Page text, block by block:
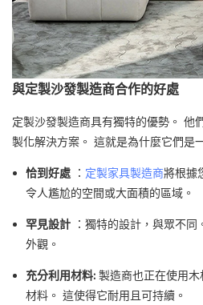
與定製沙發製造商合作的好處
定製沙發製造商具有獨特的優勢。 他
製化解決方案。 這就是為什麼它們是
恰到好處 ： 定製家具製造商將根據
令人尷尬的空間或大面積的區域。
罕見設計 ：獨特的設計，與眾不
外觀。
充分利用材料: 製造商也正在使用
材料。 這使得它耐用且可持續。